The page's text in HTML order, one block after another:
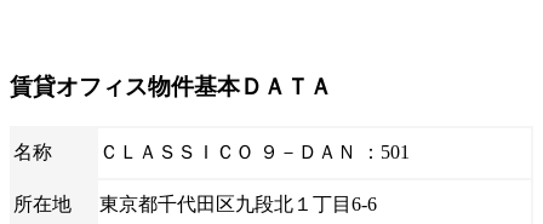
賃貸オフィス物件基本ＤＡＴＡ
名称 ＣＬＡＳＳＩＣＯ ９－ＤＡＮ ：501
所在地 東京都千代田区九段北１丁目6-6